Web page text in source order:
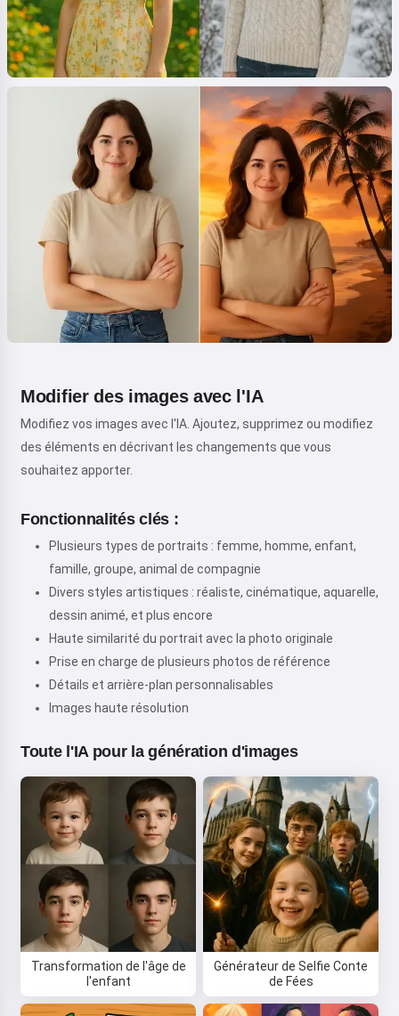
Modifier des images avec l'IA
Modifiez vos images avec l'IA. Ajoutez, supprimez ou modifiez
des éléments en décrivant les changements que vous
souhaitez apporter.
Fonctionnalités clés :
Plusieurs types de portraits : femme, homme, enfant,
famille, groupe, animal de compagnie
Divers styles artistiques : réaliste, cinématique, aquarelle,
dessin animé, et plus encore
Haute similarité du portrait avec la photo originale
Prise en charge de plusieurs photos de référence
Détails et arrière-plan personnalisables
Images haute résolution
Toute l'IA pour la génération d'images
Transformation de l'âge de
l'enfant
Générateur de Selfie Conte
de Fées